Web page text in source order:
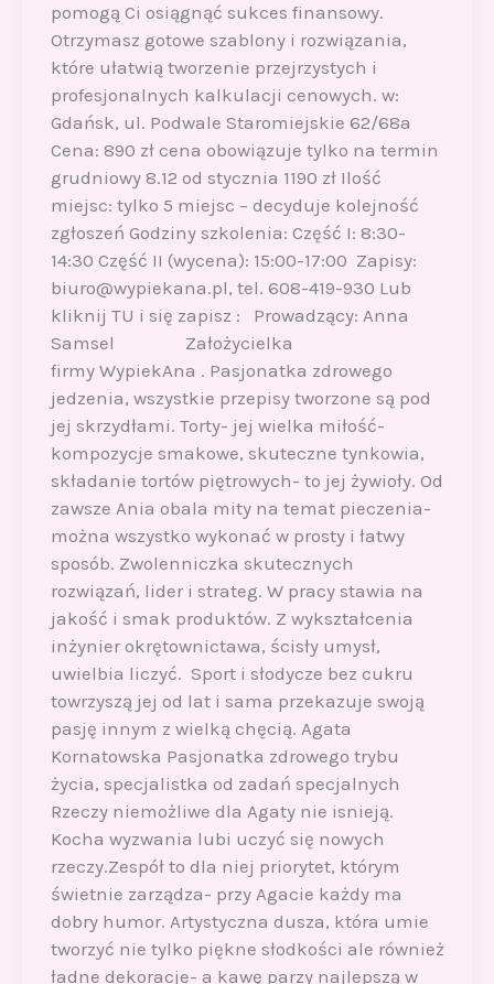
pomogą Ci osiągnąć sukces finansowy.
Otrzymasz gotowe szablony i rozwiązania,
które ułatwią tworzenie przejrzystych i
profesjonalnych kalkulacji cenowych. w:
Gdańsk, ul. Podwale Staromiejskie 62/68a
Cena: 890 zł cena obowiązuje tylko na termin
grudniowy 8.12 od stycznia 1190 zł Ilość
miejsc: tylko 5 miejsc – decyduje kolejność
zgłoszeń Godziny szkolenia: Część I: 8:30-
14:30 Część II (wycena): 15:00-17:00 Zapisy:
biuro@wypiekana.pl, tel. 608-419-930 Lub
kliknij TU i się zapisz : Prowadzący: Anna
Samsel Założycielka
firmy WypiekAna . Pasjonatka zdrowego
jedzenia, wszystkie przepisy tworzone są pod
jej skrzydłami. Torty- jej wielka miłość-
kompozycje smakowe, skuteczne tynkowia,
składanie tortów piętrowych- to jej żywioły. Od
zawsze Ania obala mity na temat pieczenia-
można wszystko wykonać w prosty i łatwy
sposób. Zwolenniczka skutecznych
rozwiązań, lider i strateg. W pracy stawia na
jakość i smak produktów. Z wykształcenia
inżynier okrętownictawa, ścisły umysł,
uwielbia liczyć. Sport i słodycze bez cukru
towrzyszą jej od lat i sama przekazuje swoją
pasję innym z wielką chęcią. Agata
Kornatowska Pasjonatka zdrowego trybu
życia, specjalistka od zadań specjalnych
Rzeczy niemożliwe dla Agaty nie isnieją.
Kocha wyzwania lubi uczyć się nowych
rzeczy.Zespół to dla niej priorytet, którym
świetnie zarządza- przy Agacie każdy ma
dobry humor. Artystyczna dusza, która umie
tworzyć nie tylko piękne słodkości ale również
ładne dekoracje- a kawę parzy najlepszą w